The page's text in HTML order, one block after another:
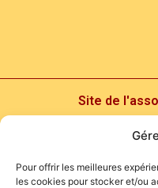
Pour offrir les meilleures
les cookies pour stocker et/ou
Site de